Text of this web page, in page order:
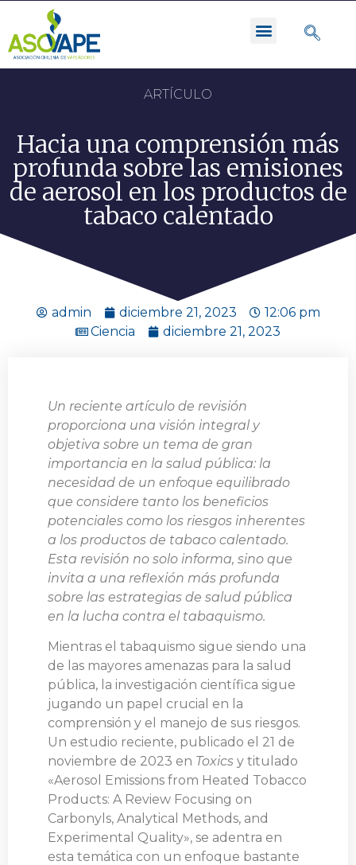
ARTÍCULO
Hacia una comprensión más
profunda sobre las emisiones
de aerosol en los productos de
tabaco calentado
admin diciembre 21, 2023
12:06 pm
Ciencia
diciembre 21, 2023
Un reciente artículo de revisión
proporciona una visión integral y
objetiva sobre un tema de gran
importancia en la salud pública: la
necesidad de un enfoque equilibrado
que considere tanto los beneficios
potenciales como los riesgos inherentes
a los productos de tabaco calentado.
Esta revisión no solo informa, sino que
invita a una reflexión más profunda
sobre las estrategias de salud pública
en la lucha contra el tabaquismo.
Mientras el tabaquismo sigue siendo una
de las mayores amenazas para la salud
pública, la investigación científica sigue
jugando un papel crucial en la
comprensión y el manejo de sus riesgos.
Un estudio reciente, publicado el 21 de
noviembre de 2023 en Toxics y titulado
«Aerosol Emissions from Heated Tobacco
Products: A Review Focusing on
Carbonyls, Analytical Methods, and
Experimental Quality», se adentra en
esta temática con un enfoque bastante